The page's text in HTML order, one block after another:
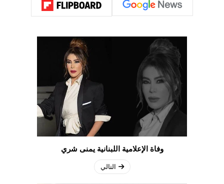
وفاة الإعلامية اللبنانية يمنى شري
التالي